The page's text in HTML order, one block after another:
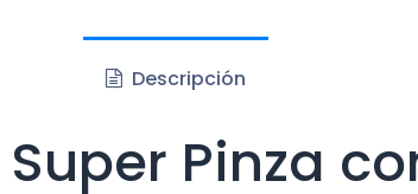
Descripción
Super Pinza